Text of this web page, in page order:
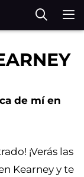
de mí en
¡Verás las
Kearney y te